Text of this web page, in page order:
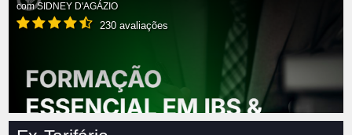
comSIDNEY D'AGÁZIO
230 avaliações